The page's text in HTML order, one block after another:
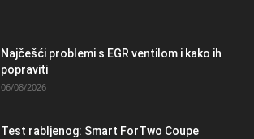
Najčešći problemi s EGR ventilom i kako ih
popraviti
06/08/2026
Test rabljenog: Smart ForTwo Coupe